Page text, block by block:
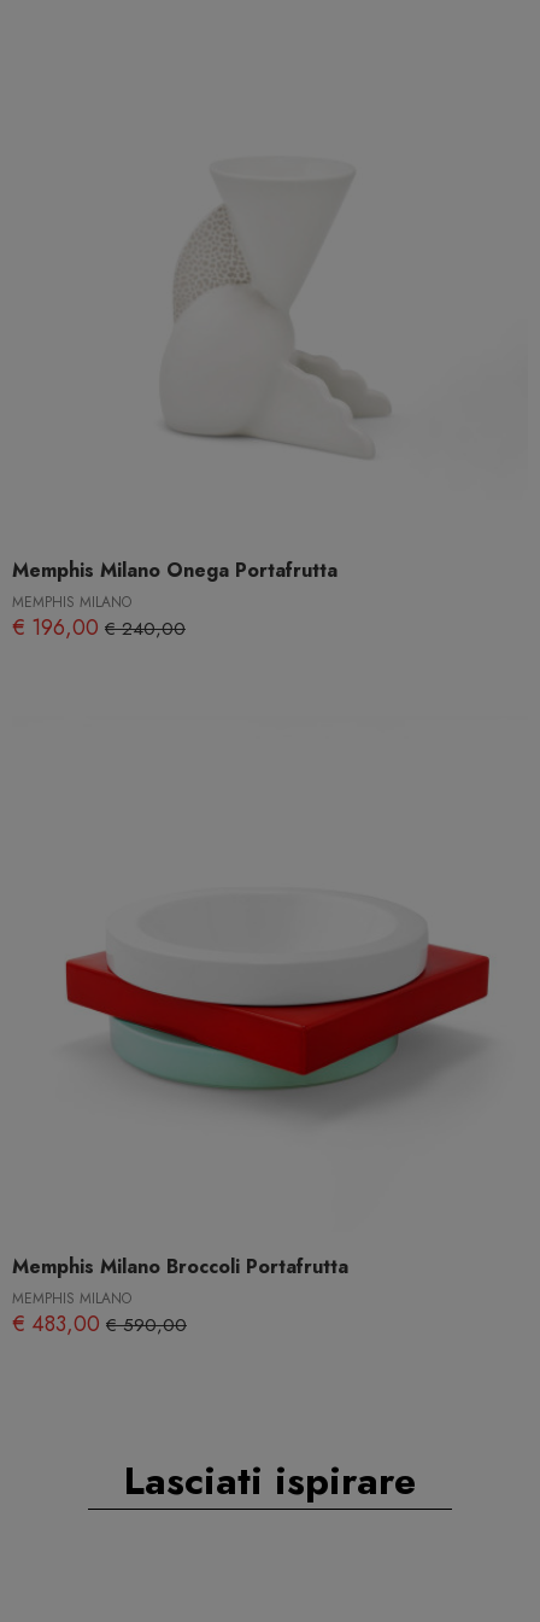
Memphis Milano Onega Portafrutta
MEMPHIS MILANO
€ 196,00 € 240,00
Memphis Milano Broccoli Portafrutta
MEMPHIS MILANO
€ 483,00 € 590,00
Lasciati ispirare